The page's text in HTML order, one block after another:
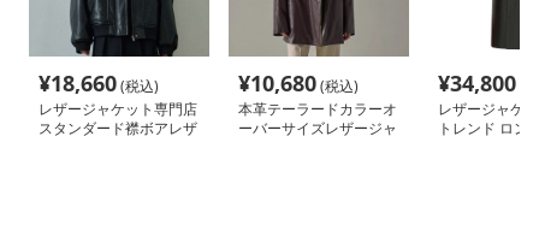
¥18,660(税込)
レザージャケット専門店
スタンダード襟ボアレザ
¥10,680(税込)
本革テーラードカラーオ
ーバーサイズレザージャ
¥34,800
レザージャケ
トレンド ロン